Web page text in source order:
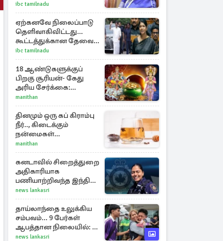
ibc tamilnadu
ஏற்கனவே நிலைப்பாடு
தெளிவாகிவிட்டது...
கூட்டத்துக்கான தேவை
என்ன? - கனிமொழி
விமர்சனம்
ibc tamilnadu
18 ஆண்டுகளுக்குப்
பிறகு சூரியன்- கேது
அரிய சேர்க்கை:
அதிர்ஷ்டம் பெறும் 3
ராசிகள்!
manithan
தினமும் ஒரு கப் கிராம்பு
நீர்.., கிடைக்கும்
நன்மைகள்
என்னென்ன?
manithan
கனடாவில் சிறைத்துறை
அதிகாரியாக
பணியாற்றிவந்த இந்திய
இளம்பெண்: விபத்தில்
பலி
news lankasri
தாய்லாந்தை உலுக்கிய
சம்பவம்... 9 பேர்கள்
ஆபத்தான நிலையில்: 8
பேர் பலி
news lankasri